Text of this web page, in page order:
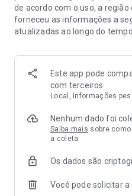
Para os fiadores
Acesso ao analítico do
de acordo com o uso, a
forneceu as informações a
atualizadas ao longo do tempo.
Este app pode
com terceiros
Local, Informações
Nenhum dado foi
Saiba mais sobre
a coleta
Os dados são
Você pode solicitar